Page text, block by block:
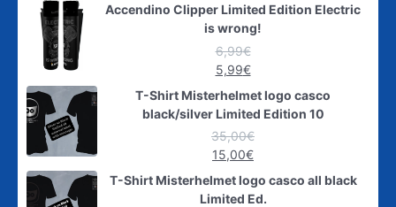
Accendino Clipper Limited Edition Electric
is wrong!
6,99€
5,99€
T-Shirt Misterhelmet logo casco
black/silver Limited Edition 10
35,00€
15,00€
T-Shirt Misterhelmet logo casco all black
Limited Ed.